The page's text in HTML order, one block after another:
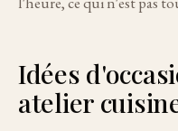
Idées
atelier